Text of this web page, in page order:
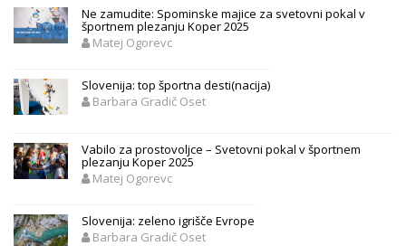
Ne zamudite: Spominske majice za svetovni pokal v
športnem plezanju Koper 2025
Matej Ogorevc
Slovenija: top športna desti(nacija)
Barbara Gradič Oset
Vabilo za prostovoljce – Svetovni pokal v športnem
plezanju Koper 2025
Matej Ogorevc
Slovenija: zeleno igrišče Evrope
Barbara Gradič Oset